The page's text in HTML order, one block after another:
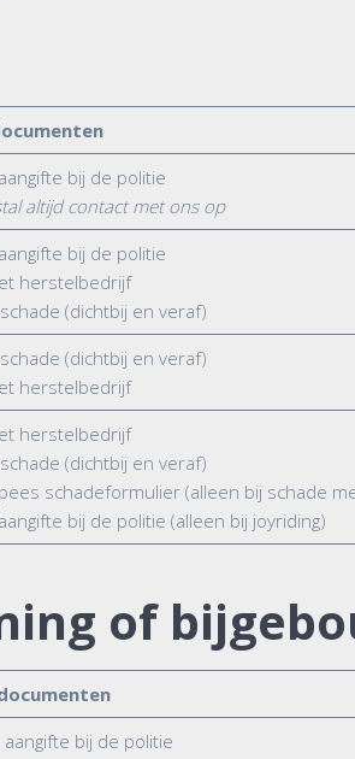
bij de politie
altijd contact met ons op
bij de politie
herstelbedrijf
(dichtbij en veraf)
(dichtbij en veraf)
herstelbedrijf
herstelbedrijf
(dichtbij en veraf)
schadeformulier (alleen bij schade
bij de politie (alleen bij joyriding)
of
aangifte bij de politie